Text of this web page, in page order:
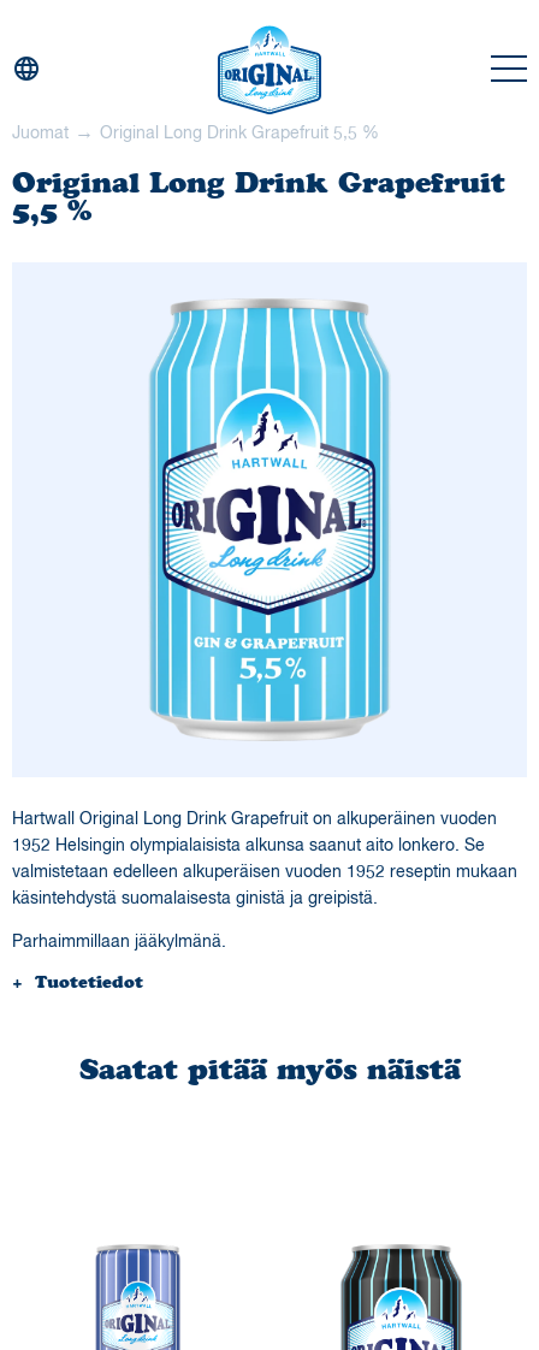
language
Historia
Maat
Uutiset
Ota yhteyttä
Kauppa
Juomat Original Long Drink Grapefruit 5,5 %
Original Long Drink Grapefruit
5,5 %
Hartwall Original Long Drink Grapefruit on alkuperäinen vuoden
1952 Helsingin olympialaisista alkunsa saanut aito lonkero. Se
valmistetaan edelleen alkuperäisen vuoden 1952 reseptin mukaan
käsintehdystä suomalaisesta ginistä ja greipistä.
Parhaimmillaan jääkylmänä.
Tuotetiedot
Ainesosat:Vesi, sokeri, gin, hiilidioksidi, happamuudensäätöaine
tölkki 12-pack, 0,33 l tölkki 24-pack
Ravintosisältö per 100 ml:
Energia: 221 kj / 53 kcal
Saatat pitää myös näistä